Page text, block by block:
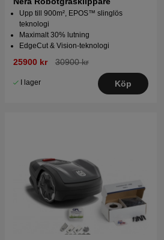
Upp till 900m², EPOS™ slinglös
teknologi
Maximalt 30% lutning
EdgeCut & Vision-teknologi
25900 kr 30900 kr
I lager Köp